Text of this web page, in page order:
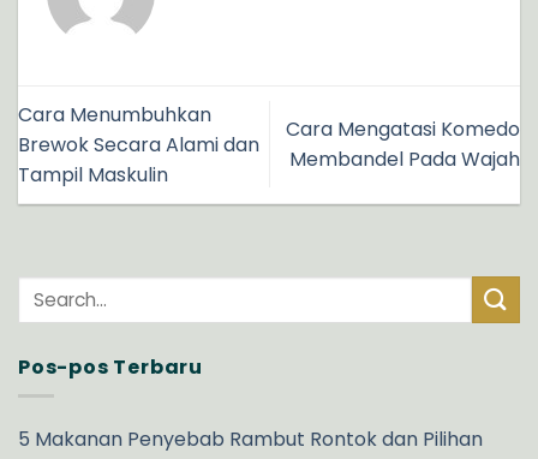
Cara Menumbuhkan
Brewok Secara Alami dan
Tampil Maskulin
Cara Mengatasi Komedo
Membandel Pada Wajah
Pos-pos Terbaru
5 Makanan Penyebab Rambut Rontok dan Pilihan